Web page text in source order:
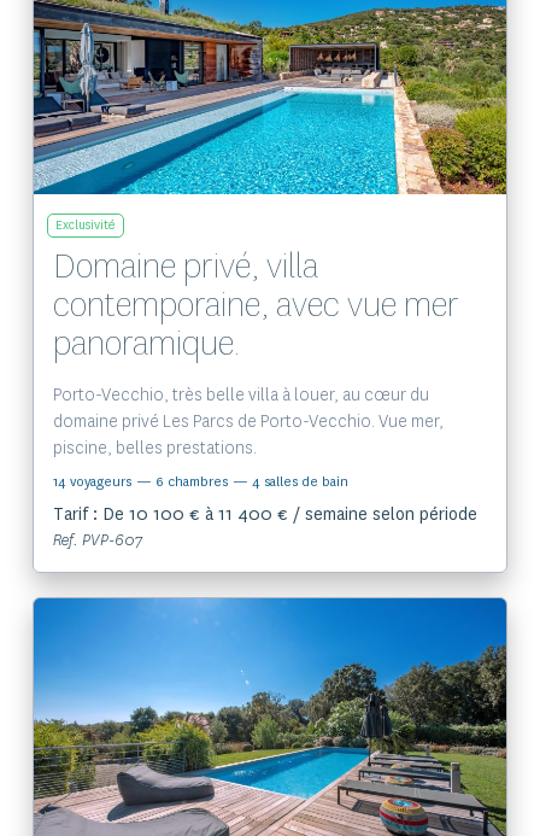
Voir le bien
Exclusivité
Domaine privé, villa
contemporaine, avec vue mer
panoramique.
Porto-Vecchio, très belle villa à louer, au cœur du
domaine privé Les Parcs de Porto-Vecchio. Vue mer,
piscine, belles prestations.
14 voyageurs — 6 chambres — 4 salles de bain
Tarif : De 10 100 € à 11 400 € / semaine selon période
Ref. PVP-607
Voir le bien